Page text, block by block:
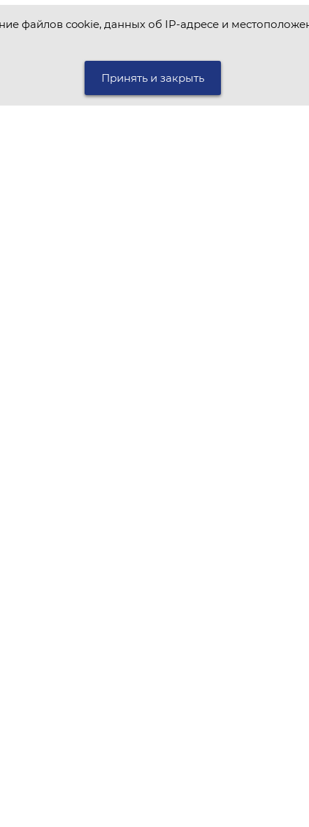
Цена обновлена:17.03.2026
файлов cookie, данных об IP-адресе и
Принять и закрыть